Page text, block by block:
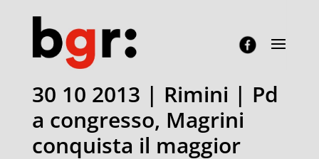
30 10 2013 | Rimini | Pd
a congresso, Magrini
conquista il maggior